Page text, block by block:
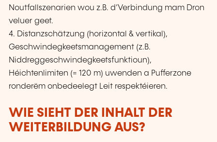
Noutfallszenarien wou z.B. d’Verbindung mam Dron
veluer geet.
4. Distanzschätzung (horizontal & vertikal),
Geschwindegkeetsmanagement (z.B.
Niddreggeschwindegkeetsfunktioun),
Héichtenlimiten (= 120 m) uwenden a Pufferzone
ronderëm onbedeelegt Leit respektéieren.
WIE SIEHT DER INHALT DER
WEITERBILDUNG AUS?